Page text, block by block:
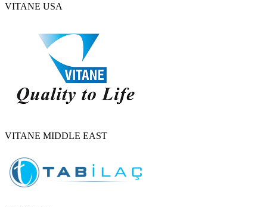
VITANE USA
VITANE MIDDLE EAST